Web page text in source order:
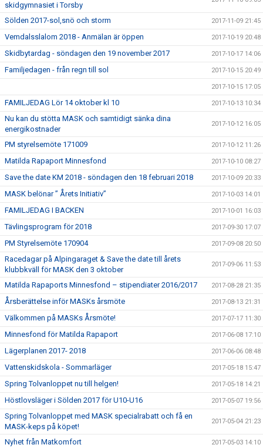
skidgymnasiet i Torsby
Sölden 2017-sol,snö och storm 2017-11-09 21:45
Vemdalsslalom 2018 - Anmälan är öppen 2017-10-19 20:48
Skidbytardag - söndagen den 19 november 2017 2017-10-17 14:06
Familjedagen - från regn till sol 2017-10-15 20:49
2017-10-15 17:05
FAMILJEDAG Lör 14 oktober kl 10 2017-10-13 10:34
Nu kan du stötta MASK och samtidigt sänka dina
energikostnader
2017-10-12 16:05
PM styrelsemöte 171009 2017-10-12 11:26
Matilda Rapaport Minnesfond 2017-10-10 08:27
Save the date KM 2018 - söndagen den 18 februari 2018 2017-10-09 20:33
MASK belönar ” Årets Initiativ” 2017-10-03 14:01
FAMILJEDAG I BACKEN 2017-10-01 16:03
Tävlingsprogram för 2018 2017-09-30 17:07
PM Styrelsemöte 170904 2017-09-08 20:50
Racedagar på Alpingaraget & Save the date till årets
klubbkväll för MASK den 3 oktober
2017-09-06 11:53
Matilda Rapaports Minnesfond – stipendiater 2016/2017 2017-08-28 21:35
Årsberättelse inför MASKs årsmöte 2017-08-13 21:31
Välkommen på MASKs Årsmöte! 2017-07-17 11:30
Minnesfond för Matilda Rapaport 2017-06-08 17:10
Lägerplanen 2017- 2018 2017-06-06 08:48
Vattenskidskola - Sommarläger 2017-05-18 15:47
Spring Tolvanloppet nu till helgen! 2017-05-18 14:21
Höstlovsläger i Sölden 2017 för U10-U16 2017-05-07 19:56
Spring Tolvanloppet med MASK specialrabatt och få en
MASK-keps på köpet!
2017-05-04 21:23
Nyhet från Matkomfort 2017-05-03 14:10